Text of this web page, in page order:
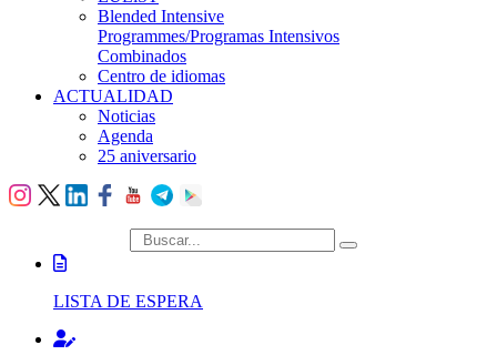
Blended Intensive
Programmes/Programas Intensivos
Combinados
Centro de idiomas
ACTUALIDAD
Noticias
Agenda
25 aniversario
búsqueda
LISTA DE ESPERA